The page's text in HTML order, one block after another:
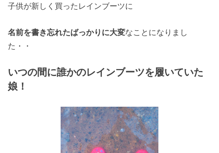
子供が新しく買ったレインブーツに
名前を書き忘れたばっかりに大変なことになりまし
た・・
いつの間に誰かのレインブーツを履いていた
娘！